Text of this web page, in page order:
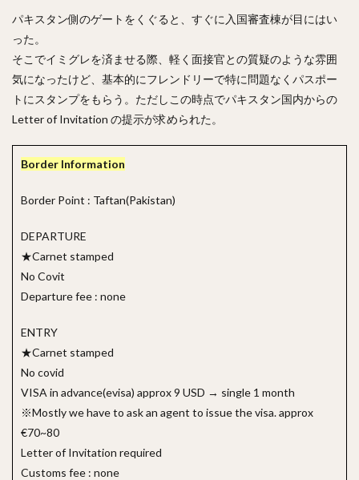
パキスタン側のゲートをくぐると、すぐに入国審査棟が目にはい
った。
そこでイミグレを済ませる際、軽く面接官との質疑のような雰囲
気になったけど、基本的にフレンドリーで特に問題なくパスポー
トにスタンプをもらう。ただしこの時点でパキスタン国内からの
Letter of Invitation の提示が求められた。
Border Information
Border Point : Taftan(Pakistan)
DEPARTURE
★Carnet stamped
No Covit
Departure fee : none
ENTRY
★Carnet stamped
No covid
VISA in advance(evisa) approx 9 USD → single 1 month
※Mostly we have to ask an agent to issue the visa. approx
€70~80
Letter of Invitation required
Customs fee : none